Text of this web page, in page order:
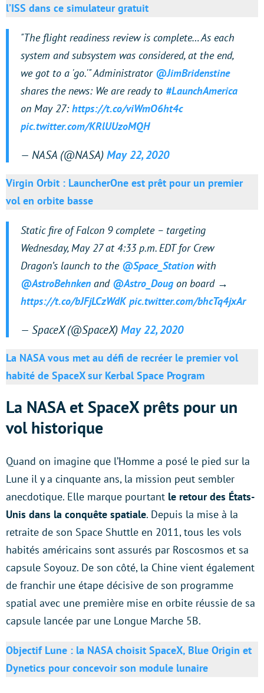
l’ISS dans ce simulateur gratuit
"The flight readiness review is complete… As each
system and subsystem was considered, at the end,
we got to a 'go.'" Administrator @JimBridenstine
shares the news: We are ready to #LaunchAmerica
on May 27: https://t.co/viWmO6ht4c
pic.twitter.com/KRlUUzoMQH
— NASA (@NASA) May 22, 2020
Virgin Orbit : LauncherOne est prêt pour un premier
vol en orbite basse
Static fire of Falcon 9 complete – targeting
Wednesday, May 27 at 4:33 p.m. EDT for Crew
Dragon’s launch to the @Space_Station with
@AstroBehnken and @Astro_Doug on board →
https://t.co/bJFjLCzWdK pic.twitter.com/bhcTq4jxAr
— SpaceX (@SpaceX) May 22, 2020
La NASA vous met au défi de recréer le premier vol
habité de SpaceX sur Kerbal Space Program
La NASA et SpaceX prêts pour un
vol historique
Quand on imagine que l’Homme a posé le pied sur la
Lune il y a cinquante ans, la mission peut sembler
anecdotique. Elle marque pourtant le retour des États-
Unis dans la conquête spatiale. Depuis la mise à la
retraite de son Space Shuttle en 2011, tous les vols
habités américains sont assurés par Roscosmos et sa
capsule Soyouz. De son côté, la Chine vient également
de franchir une étape décisive de son programme
spatial avec une première mise en orbite réussie de sa
capsule lancée par une Longue Marche 5B.
Objectif Lune : la NASA choisit SpaceX, Blue Origin et
Dynetics pour concevoir son module lunaire